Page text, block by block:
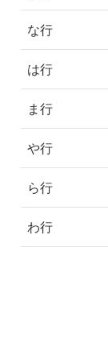
な行
は行
ま行
や行
ら行
わ行